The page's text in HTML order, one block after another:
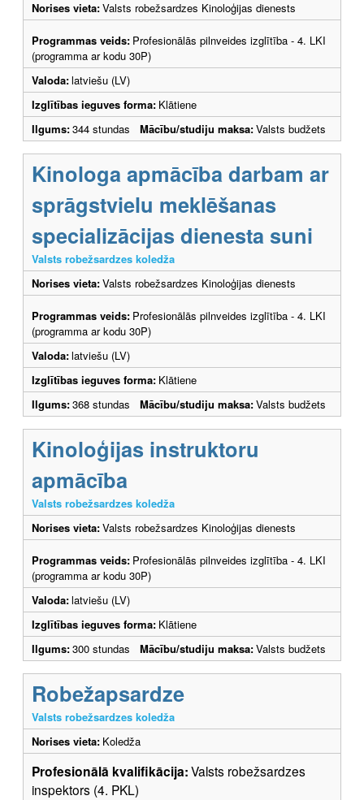
Norises vieta:Valsts robežsardzes Kinoloģijas dienests
Programmas veids: Profesionālās pilnveides izglītība - 4. LKI
(programma ar kodu 30P)
Valoda:latviešu (LV)
Izglītības ieguves forma: Klātiene
Ilgums:344 stundas Mācību/studiju maksa:Valsts budžets
Kinologa apmācība darbam ar
sprāgstvielu meklēšanas
specializācijas dienesta suni
Valsts robežsardzes koledža
Norises vieta:Valsts robežsardzes Kinoloģijas dienests
Programmas veids: Profesionālās pilnveides izglītība - 4. LKI
(programma ar kodu 30P)
Valoda:latviešu (LV)
Izglītības ieguves forma: Klātiene
Ilgums:368 stundas Mācību/studiju maksa:Valsts budžets
Kinoloģijas instruktoru
apmācība
Valsts robežsardzes koledža
Norises vieta:Valsts robežsardzes Kinoloģijas dienests
Programmas veids: Profesionālās pilnveides izglītība - 4. LKI
(programma ar kodu 30P)
Valoda:latviešu (LV)
Izglītības ieguves forma: Klātiene
Ilgums:300 stundas Mācību/studiju maksa:Valsts budžets
Robežapsardze
Valsts robežsardzes koledža
Norises vieta: Koledža
Profesionālā kvalifikācija:Valsts robežsardzes
inspektors (4. PKL)